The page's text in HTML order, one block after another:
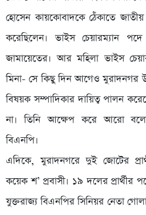
হোসেন কায়কোবাদকে ঠেঁকাতে জাতীয়
করেছিলেন। ভাইস চেয়ারম্যান
জামায়েতের। আর মহিলা ভাইস
মিনা- সে কিছু দিন আগেও মুরাদনগর
বিষয়ক সম্পাদিকার দায়িত্ব পালন
না। তিনি আক্ষেপ করে আরো
বিএনপি।
এদিকে, মুরাদনগরে দুই জোটের
কয়েক শ’ প্রবাসী। ১৯ দলের প্রার্থীর
যুক্তরাজ্য বিএনপির সিনিয়র নেতা